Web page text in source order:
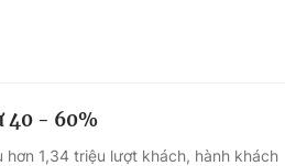
40 - 60%
1,34 triệu lượt khách, hành khách